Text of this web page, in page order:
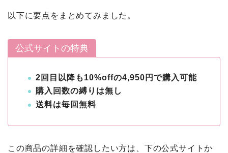
以下に要点をまとめてみました。
公式サイトの特典
2回目以降も10%offの4,950円で購入可能
購入回数の縛りは無し
送料は毎回無料
この商品の詳細を確認したい方は、下の公式サイトか